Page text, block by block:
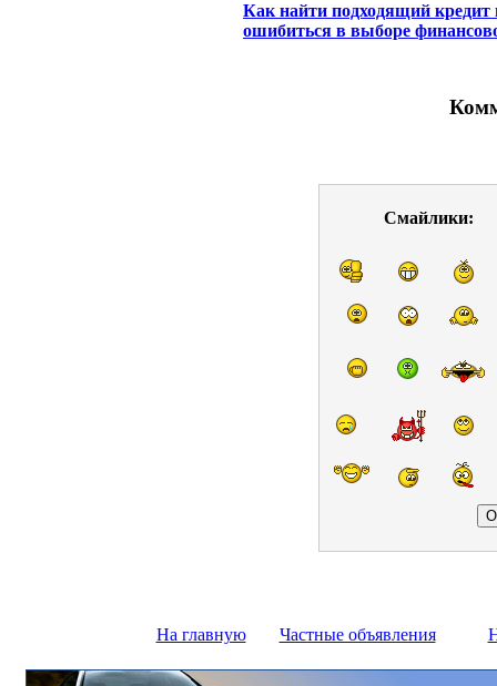
Как найти подходящий кредит
ошибиться в выборе
Смайлики:
На главную Частные объявления